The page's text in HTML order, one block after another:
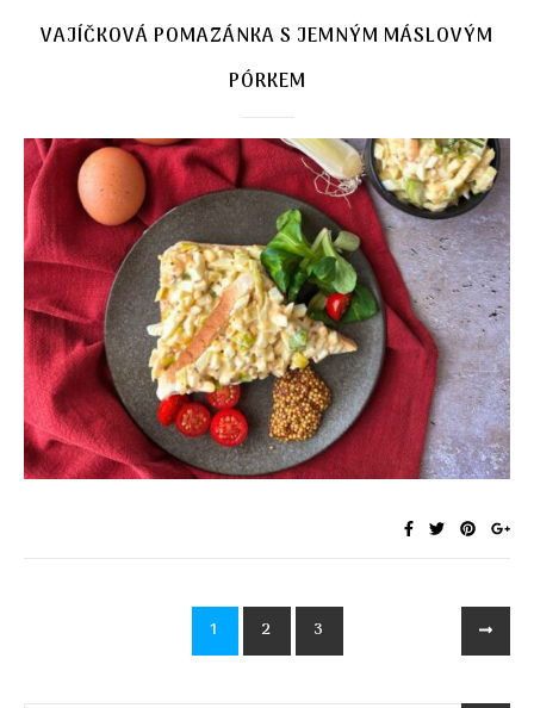
VAJÍČKOVÁ POMAZÁNKA S JEMNÝM MÁSLOVÝM
PÓRKEM
1 2 3